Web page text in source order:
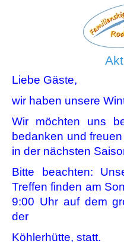
Liebe Gäste,
wir haben unsere
Wir möchten uns
bedanken und
in der nächsten
Bitte beachten:
Treffen finden am
9:00 Uhr auf dem
der
Köhlerhütte, statt.